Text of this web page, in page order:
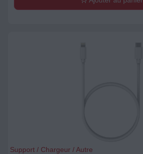
Support / Chargeur / Autre